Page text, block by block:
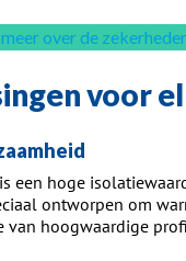
meer over de
voor
een hoge
ontworpen om
van hoogwaardige